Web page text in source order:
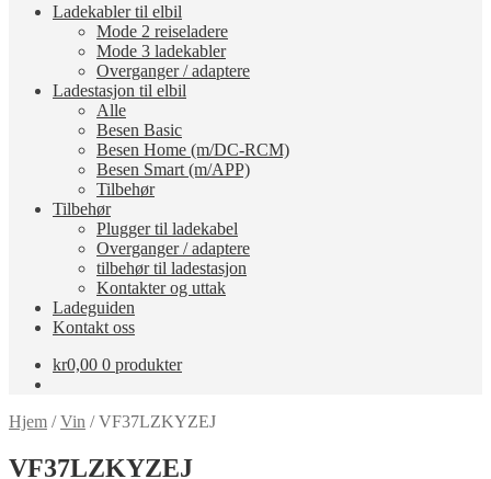
Ladekabler til elbil
Mode 2 reiseladere
Mode 3 ladekabler
Overganger / adaptere
Ladestasjon til elbil
Alle
Besen Basic
Besen Home (m/DC-RCM)
Besen Smart (m/APP)
Tilbehør
Tilbehør
Plugger til ladekabel
Overganger / adaptere
tilbehør til ladestasjon
Kontakter og uttak
Ladeguiden
Kontakt oss
kr0,00 0 produkter
Hjem /Vin /VF37LZKYZEJ
VF37LZKYZEJ